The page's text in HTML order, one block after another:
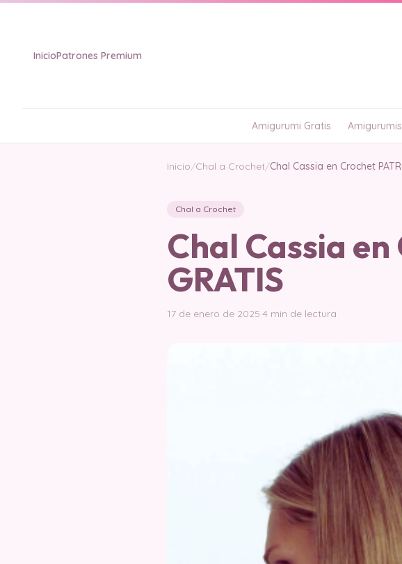
InicioPatrones Premium
Amigurumi Gratis Amigurumis
Inicio/Chal a Crochet/Chal Cassia en Crochet
Chal a Crochet
Chal Cassia
GRATIS
17 de enero de 2025·4 min de lectura